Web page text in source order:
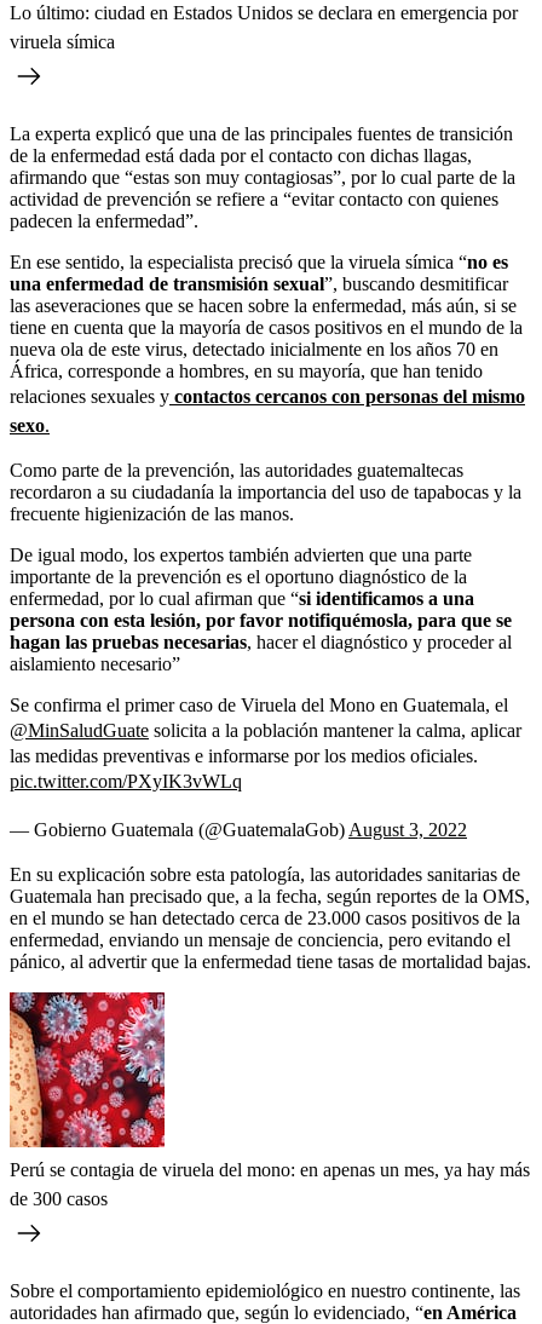
Lo último: ciudad en Estados Unidos se declara en emergencia por
viruela símica
La experta explicó que una de las principales fuentes de transición
de la enfermedad está dada por el contacto con dichas llagas,
afirmando que “estas son muy contagiosas”, por lo cual parte de la
actividad de prevención se refiere a “evitar contacto con quienes
padecen la enfermedad”.
En ese sentido, la especialista precisó que la viruela símica “no es
una enfermedad de transmisión sexual”, buscando desmitificar
las aseveraciones que se hacen sobre la enfermedad, más aún, si se
tiene en cuenta que la mayoría de casos positivos en el mundo de la
nueva ola de este virus, detectado inicialmente en los años 70 en
África, corresponde a hombres, en su mayoría, que han tenido
relaciones sexuales y contactos cercanos con personas del mismo
sexo.
Como parte de la prevención, las autoridades guatemaltecas
recordaron a su ciudadanía la importancia del uso de tapabocas y la
frecuente higienización de las manos.
De igual modo, los expertos también advierten que una parte
importante de la prevención es el oportuno diagnóstico de la
enfermedad, por lo cual afirman que “si identificamos a una
persona con esta lesión, por favor notifiquémosla, para que se
hagan las pruebas necesarias, hacer el diagnóstico y proceder al
aislamiento necesario”
Se confirma el primer caso de Viruela del Mono en Guatemala, el
@MinSaludGuate solicita a la población mantener la calma, aplicar
las medidas preventivas e informarse por los medios oficiales.
pic.twitter.com/PXyIK3vWLq
— Gobierno Guatemala (@GuatemalaGob) August 3, 2022
En su explicación sobre esta patología, las autoridades sanitarias de
Guatemala han precisado que, a la fecha, según reportes de la OMS,
en el mundo se han detectado cerca de 23.000 casos positivos de la
enfermedad, enviando un mensaje de conciencia, pero evitando el
pánico, al advertir que la enfermedad tiene tasas de mortalidad bajas.
Perú se contagia de viruela del mono: en apenas un mes, ya hay más
de 300 casos
Sobre el comportamiento epidemiológico en nuestro continente, las
autoridades han afirmado que, según lo evidenciado, “en América